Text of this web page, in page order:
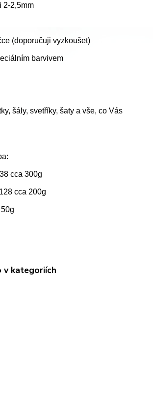
2-2,5mm
(doporučuji vyzkoušet)
barvivem
šály, svetříky, šaty a vše, co Vás
cca 300g
cca 200g
v kategoriích